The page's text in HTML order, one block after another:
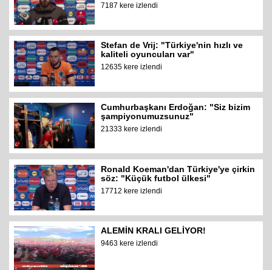
7187 kere izlendi
Stefan de Vrij: "Türkiye'nin hızlı ve
kaliteli oyuncuları var"
12635 kere izlendi
Cumhurbaşkanı Erdoğan: "Siz bizim
şampiyonumuzsunuz"
21333 kere izlendi
Ronald Koeman'dan Türkiye'ye çirkin
söz: "Küçük futbol ülkesi"
17712 kere izlendi
ALEMİN KRALI GELİYOR!
9463 kere izlendi